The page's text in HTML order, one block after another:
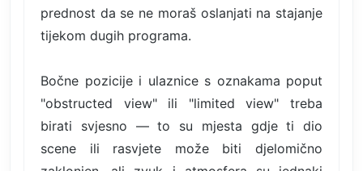
prednost da se ne moraš oslanjati na stajanje
tijekom dugih programa.
Bočne pozicije i ulaznice s oznakama poput
"obstructed view" ili "limited view" treba
birati svjesno — to su mjesta gdje ti dio
scene ili rasvjete može biti djelomično